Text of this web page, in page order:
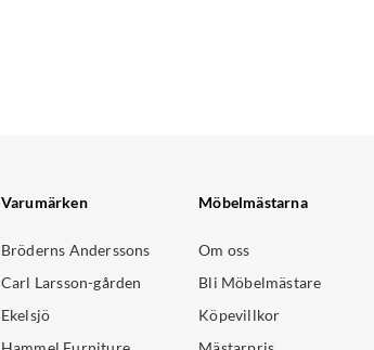
Varumärken
Bröderns Anderssons
Carl Larsson-gården
Ekelsjö
Möbelmästarna
Om oss
Bli Möbelmästare
Köpevillkor